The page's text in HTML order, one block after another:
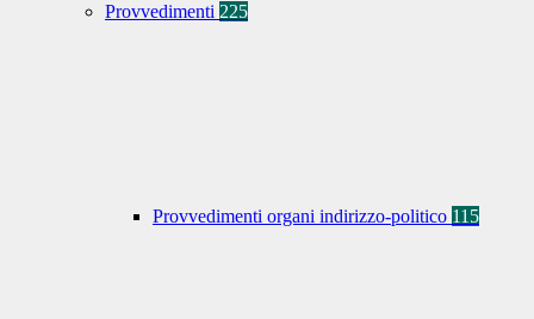
Provvedimenti 225
Provvedimenti organi indirizzo-politico 115